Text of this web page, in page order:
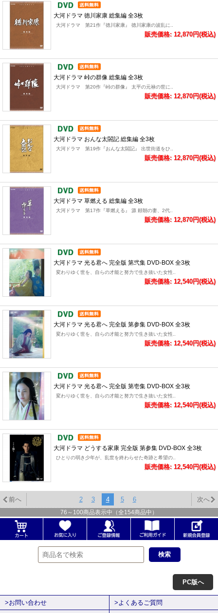
大河ドラマ 徳川家康 総集編 全3枚
大河ドラマ 第21作『徳川家康』 徳川家康の波乱に..
販売価格: 12,870円(税込)
大河ドラマ 峠の群像 総集編 全3枚
大河ドラマ 第20作『峠の群像』 太平の元禄の世に..
販売価格: 12,870円(税込)
大河ドラマ おんな太閤記 総集編 全3枚
大河ドラマ 第19作『おんな太閤記』 出世街道をひ..
販売価格: 12,870円(税込)
大河ドラマ 草燃える 総集編 全3枚
大河ドラマ 第17作『草燃える』 源 頼朝の妻、2代..
販売価格: 12,870円(税込)
大河ドラマ 光る君へ 完全版 第弐集 DVD-BOX 全3枚
変わりゆく世を、自らの才能と努力で生き抜いた女性..
販売価格: 12,540円(税込)
大河ドラマ 光る君へ 完全版 第参集 DVD-BOX 全3枚
変わりゆく世を、自らの才能と努力で生き抜いた女性..
販売価格: 12,540円(税込)
大河ドラマ 光る君へ 完全版 第壱集 DVD-BOX 全3枚
変わりゆく世を、自らの才能と努力で生き抜いた女性..
販売価格: 12,540円(税込)
大河ドラマ どうする家康 完全版 第参集 DVD-BOX 全3枚
ひとりの弱き少年が、乱世を終わらせた奇跡と希望の..
販売価格: 12,540円(税込)
前へ 2 3 4 5 6 次へ
76 ～ 100商品表示中（全154商品中）
PC版へ
>お問い合わせ >よくあるご質問